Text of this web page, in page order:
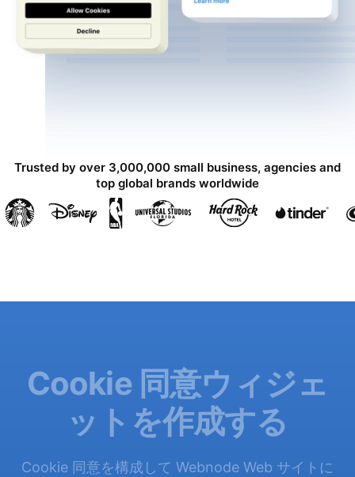
Trusted by over 3,000,000 small business, agencies and
top global brands worldwide
Cookie 同意ウィジェ
ットを作成する
Cookie 同意を構成して Webnode Web サイトに